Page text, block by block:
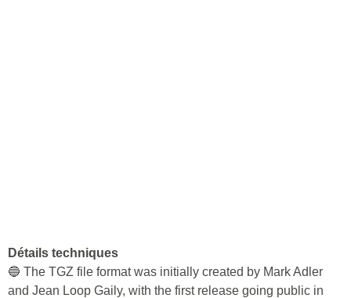
Détails techniques
🔵 The TGZ file format was initially created by Mark Adler
and Jean Loop Gaily, with the first release going public in